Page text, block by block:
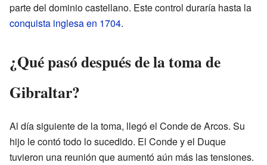
parte del dominio castellano. Este control duraría hasta la
conquista inglesa en 1704.
¿Qué pasó después de la toma de
Gibraltar?
Al día siguiente de la toma, llegó el Conde de Arcos. Su
hijo le contó todo lo sucedido. El Conde y el Duque
tuvieron una reunión que aumentó aún más las tensiones.